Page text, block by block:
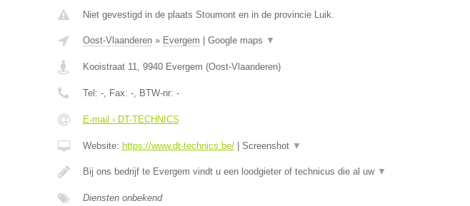
Niet gevestigd in de plaats Stoumont en in de provincie Luik.
Oost-Vlaanderen» Evergem Google maps ▼
Kooistraat 11, 9940 Evergem (Oost-Vlaanderen)
Tel: -, Fax: -, BTW-nr: -
E-mail › DT-TECHNICS
Website: https://www.dt-technics.be/| Screenshot ▼
Bij ons bedrijf te Evergem vindt u een loodgieter of technicus die al uw ▼
Diensten onbekend